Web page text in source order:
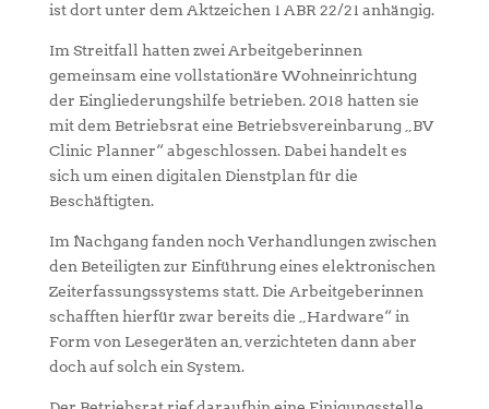
ist dort unter dem Aktzeichen 1 ABR 22/21 anhängig.
Im Streitfall hatten zwei Arbeitgeberinnen
gemeinsam eine vollstationäre Wohneinrichtung
der Eingliederungshilfe betrieben. 2018 hatten sie
mit dem Betriebsrat eine Betriebsvereinbarung „BV
Clinic Planner“ abgeschlossen. Dabei handelt es
sich um einen digitalen Dienstplan für die
Beschäftigten.
Im Nachgang fanden noch Verhandlungen zwischen
den Beteiligten zur Einführung eines elektronischen
Zeiterfassungssystems statt. Die Arbeitgeberinnen
schafften hierfür zwar bereits die „Hardware“ in
Form von Lesegeräten an, verzichteten dann aber
doch auf solch ein System.